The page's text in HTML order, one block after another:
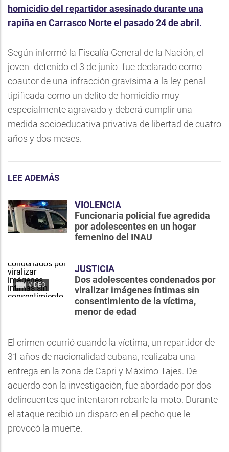
homicidio del repartidor asesinado durante una
rapiña en Carrasco Norte el pasado 24 de abril.
Según informó la Fiscalía General de la Nación, el
joven -detenido el 3 de junio- fue declarado como
coautor de una infracción gravísima a la ley penal
tipificada como un delito de homicidio muy
especialmente agravado y deberá cumplir una
medida socioeducativa privativa de libertad de cuatro
años y dos meses.
LEE ADEMÁS
VIOLENCIA
Funcionaria policial fue agredida
por adolescentes en un hogar
femenino del INAU
VIDEO
JUSTICIA
Dos adolescentes condenados por
viralizar imágenes íntimas sin
consentimiento de la víctima,
menor de edad
El crimen ocurrió cuando la víctima, un repartidor de
31 años de nacionalidad cubana, realizaba una
entrega en la zona de Capri y Máximo Tajes. De
acuerdo con la investigación, fue abordado por dos
delincuentes que intentaron robarle la moto. Durante
el ataque recibió un disparo en el pecho que le
provocó la muerte.